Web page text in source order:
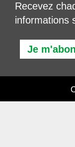
Recevez
informations
Je